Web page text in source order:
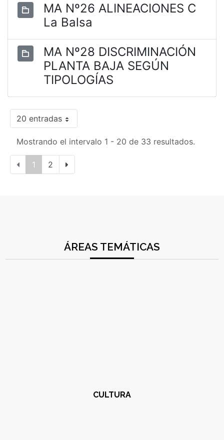
MA Nº26 ALINEACIONES C
La Balsa
MA Nº28 DISCRIMINACIÓN
PLANTA BAJA SEGÚN
TIPOLOGÍAS
20 entradas
Mostrando el intervalo 1 - 20 de 33 resultados.
1 2
ÁREAS TEMÁTICAS
CULTURA